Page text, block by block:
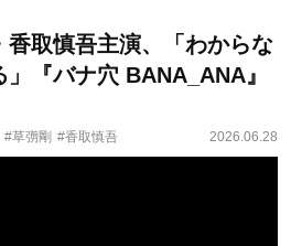
香取慎吾主演、「わからな
『バナ穴 BANA_ANA』
#草彅剛 #香取慎吾 2026.06.28